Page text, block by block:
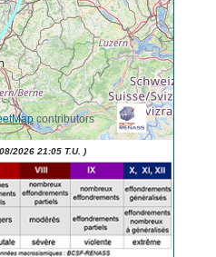
contributors
2026 21:05 T.U. )